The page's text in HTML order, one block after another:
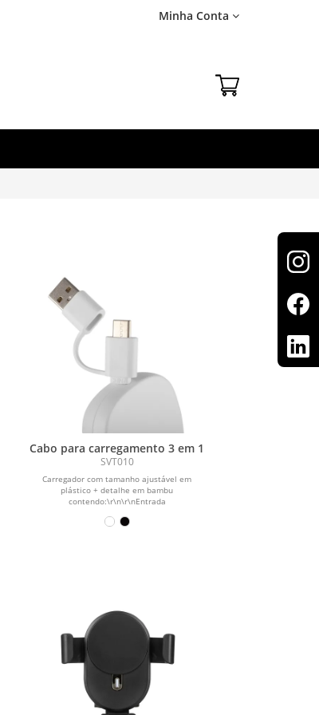
Minha Conta
Cabo para carregamento 3 em 1
SVT010
Carregador com tamanho ajustável em
plástico + detalhe em bambu
contendo:\r\n\r\nEntrada